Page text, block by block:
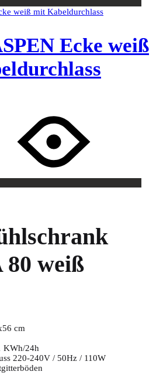
Ecke weiß
weiß
cm
KWh/24h
220-240V / 50Hz / 110W